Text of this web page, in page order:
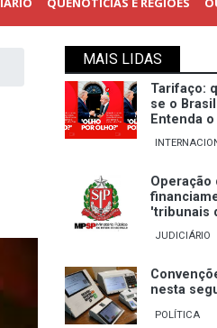
MAIS LIDAS
Tarifaço:
se o
Entenda
Operação
'tribunais
JUDICIÁRIO
nesta
POLÍTICA